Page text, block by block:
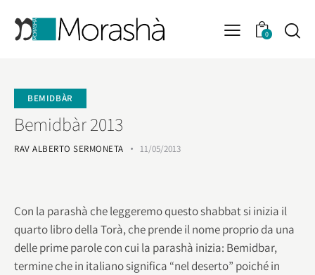
0
BEMIDBÀR
Bemidbàr 2013
RAV ALBERTO SERMONETA 11/05/2013
Con la parashà che leggeremo questo shabbat si inizia il
quarto libro della Torà, che prende il nome proprio da una
delle prime parole con cui la parashà inizia: Bemidbar,
termine che in italiano significa “nel deserto” poiché in